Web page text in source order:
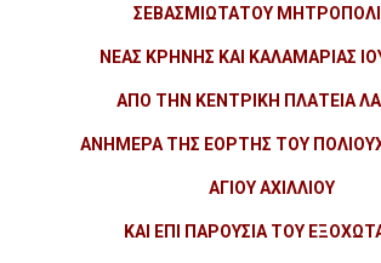
ΣΕΒΑΣΜΙΩΤΑΤΟΥ
ΝΕΑΣ ΚΡΗΝΗΣ ΚΑΙ ΚΑΛΑΜΑΡΙΑΣ
ΑΠΟ ΤΗΝ ΚΕΝΤΡΙΚΗ ΠΛΑΤΕΙΑ
ΑΝΗΜΕΡΑ ΤΗΣ ΕΟΡΤΗΣ ΤΟΥ
ΑΓΙΟΥ ΑΧΙΛΛΙΟΥ
ΚΑΙ ΕΠΙ ΠΑΡΟΥΣΙΑ ΤΟΥ